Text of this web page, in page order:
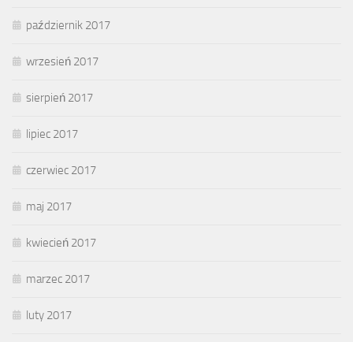
październik 2017
wrzesień 2017
sierpień 2017
lipiec 2017
czerwiec 2017
maj 2017
kwiecień 2017
marzec 2017
luty 2017